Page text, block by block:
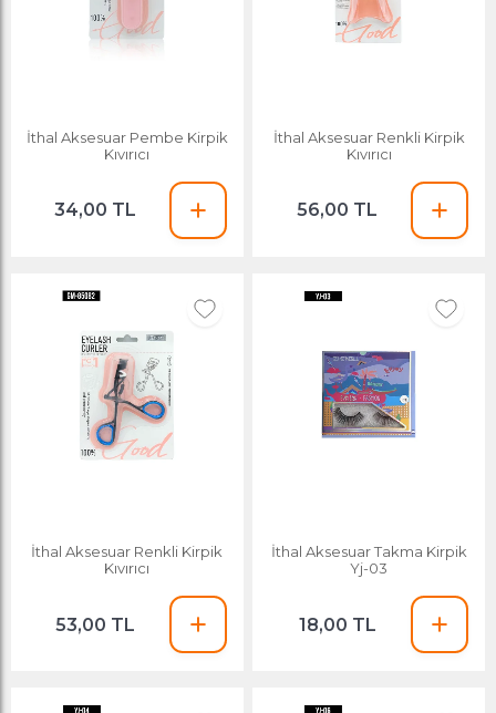
İthal Aksesuar Pembe Kirpik
Kıvırıcı
34,00 TL
İthal Aksesuar Renkli Kirpik
Kıvırıcı
56,00 TL
İthal Aksesuar Renkli Kirpik
Kıvırıcı
53,00 TL
İthal Aksesuar Takma Kirpik
Yj-03
18,00 TL